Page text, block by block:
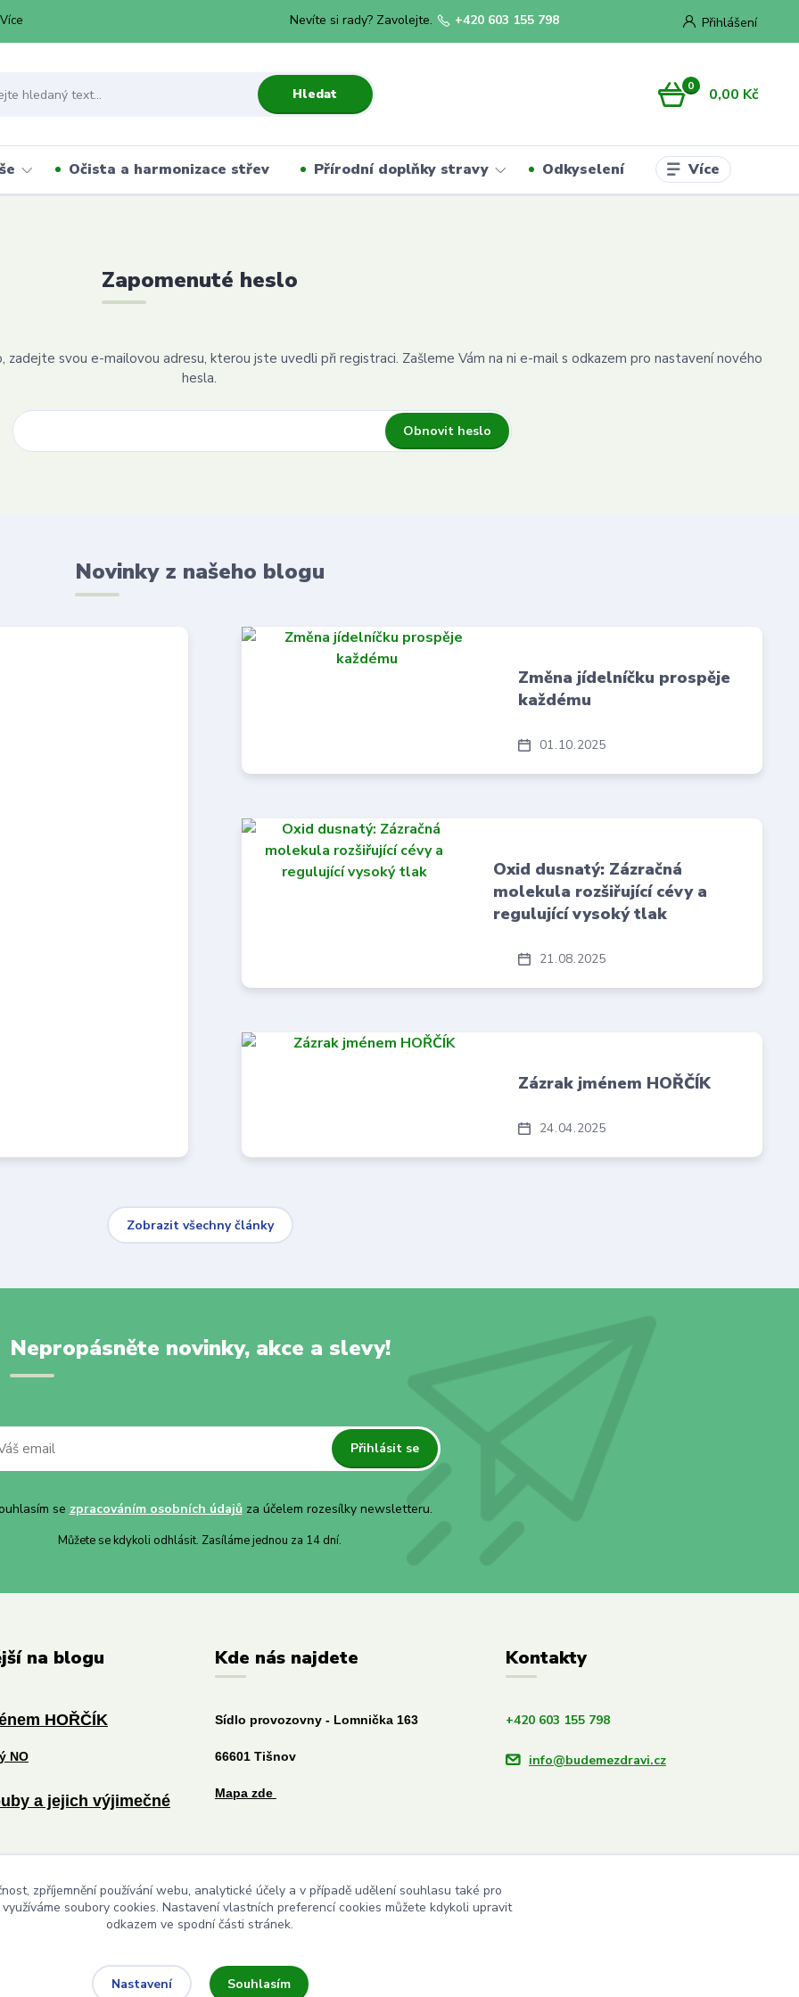
Více Přihlášení
Hledat
Nevíte si rady? Zavolejte. +420 603 155 798
0 0,00 Kč
Očista a harmonizace střev Přírodní doplňky stravy Odkyselení Více
Zapomenuté heslo
svou e-mailovou adresu, kterou jste uvedli při registraci. Zašleme Vám na ni e-mail s odkazem pro nastavení nového
hesla.
Obnovit heslo
Novinky z našeho blogu
01 10 2025
Změna jídelníčku prospěje
každému
21 08 2025
Oxid dusnatý: Zázračná
molekula rozšiřující cévy a
regulující vysoký tlak
24 04 2025
Zázrak jménem HOŘČÍK
Zobrazit všechny články
Nepropásněte novinky, akce a slevy!
Přihlásit se
se zpracováním osobních údajůza účelem rozesílky newsletteru.
Můžete se kdykoli odhlásit. Zasíláme jednou za 14 dní.
na blogu
HOŘČÍK
NO
a jejich výjimečné
prospěje každému
Kde nás najdete
Sídlo provozovny - Lomnička 163
66601 Tišnov
Mapa zde
Kontakty
+420 603 155 798
info@budemezdravi.cz
Upravit sběr cookies.
zpříjemnění používání webu, analytické účely a v případě udělení souhlasu také pro
soubory cookies. Nastavení vlastních preferencí cookies můžete kdykoli upravit
odkazem ve spodní části stránek.
Nastavení Souhlasím